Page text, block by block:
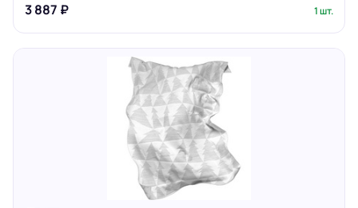
3 887 ₽ 1 шт.